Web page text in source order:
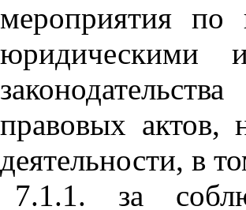
мероприятия по
юридическими
правовых актов,
деятельности, в
7.1.1. за